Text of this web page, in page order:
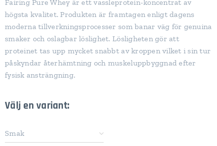
Fairing Pure Whey är ett vassleprotein-koncentrat av
högsta kvalitet. Produkten är framtagen enligt dagens
moderna tillverkningsprocesser som banar väg för genuina
smaker och oslagbar löslighet. Lösligheten gör att
proteinet tas upp mycket snabbt av kroppen vilket i sin tur
påskyndar återhämtning och muskeluppbyggnad efter
fysisk ansträngning.
Välj en variant:
Smak